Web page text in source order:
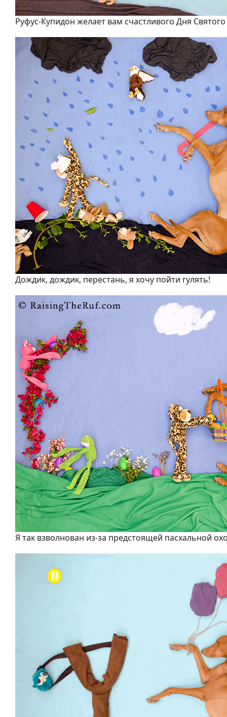
Руфус-Купидон желает вам счастливого Дня
Дождик, дождик, перестань, я хочу пойти гулять!
Я так взволнован из-за предстоящей пасхальной